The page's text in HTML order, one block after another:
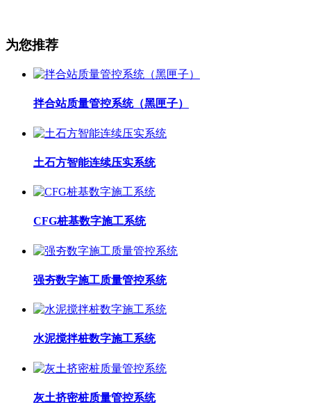
为您推荐
拌合站质量管控系统（黑匣子）
土石方智能连续压实系统
CFG桩基数字施工系统
强夯数字施工质量管控系统
水泥搅拌桩数字施工系统
灰土挤密桩质量管控系统